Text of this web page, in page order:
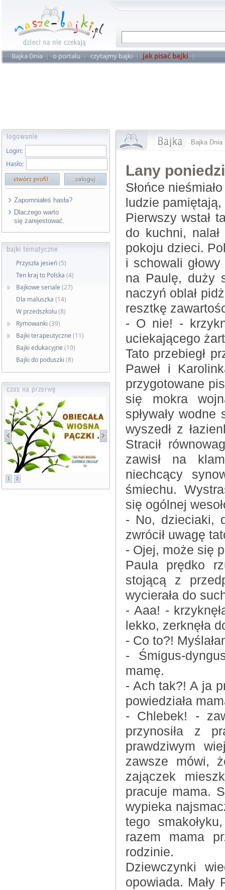
Bajka Dnia o portalu czytajmy bajki jak pisać bajki
Login:
Hasło:
Zapomniałeś hasła?
Dlaczego warto
się zarejestować.
Przyszła jesień(5)
Ten kraj to Polska (4)
Bajkowe seriale (27)
Dla maluszka (14)
W przedszkolu(8)
Rymowanki (39)
Bajki terapeutyczne (11)
Bajki edukacyjne (10)
Bajki do poduszki (8)
1 2
Bajka Dnia
Lany
Słońce
ludzie
Pierwszy wstał
do kuchni,
pokoju dzieci.
i schowali
na Paulę, duży
naczyń oblał
resztkę
- O nie! -
uciekającego
Tato przebiegł
Paweł i
przygotowane
się mokra
spływały
wyszedł z
Stracił
zawisł na
niechcący
śmiechu.
się ogólnej
- No, dzieciaki,
zwrócił uwagę
- Ojej, może się
Paula prędko
stojącą z
wycierała do
- Aaa! -
lekko, zerknęła
- Co to?!
- Śmigus-
mamę.
- Ach tak?! A ja
powiedziała
- Chlebek! -
przynosiła z
prawdziwym
zawsze mówi,
zajączek
pracuje mama.
wypieka
tego
razem mama
rodzinie.
Dziewczynki
opowiada. Mały